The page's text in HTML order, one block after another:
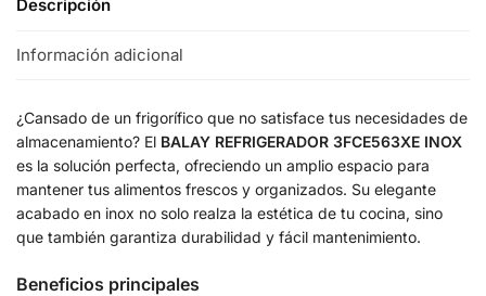
Descripción
Información adicional
¿Cansado de un frigorífico que no satisface tus necesidades de
almacenamiento? El BALAY REFRIGERADOR 3FCE563XE INOX
es la solución perfecta, ofreciendo un amplio espacio para
mantener tus alimentos frescos y organizados. Su elegante
acabado en inox no solo realza la estética de tu cocina, sino
que también garantiza durabilidad y fácil mantenimiento.
Beneficios principales